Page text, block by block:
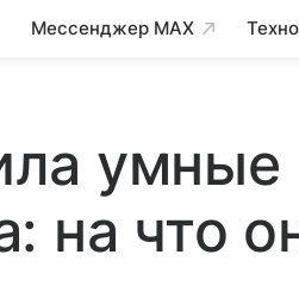
Мессенджер MAX
умные
на что